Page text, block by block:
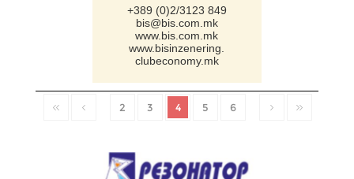
+389 (0)2/3123 849
bis@bis.com.mk
www.bis.com.mk
www.bisinzenering.
clubeconomy.mk
2 3 4 5 6